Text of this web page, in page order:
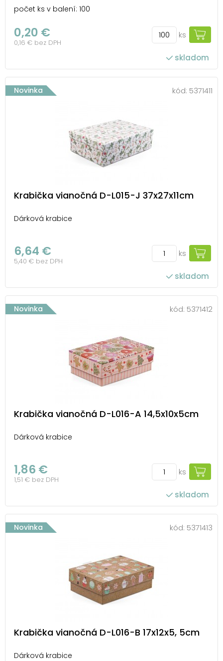
počet ks v balení: 100
0,20 €
0,16 € bez DPH
ks
skladom
Novinka kód: 5371411
Krabička vianočná D-L015-J 37x27x11cm
Dárková krabice
6,64 €
5,40 € bez DPH
ks
skladom
Novinka kód: 5371412
Krabička vianočná D-L016-A 14,5x10x5cm
Dárková krabice
1,86 €
1,51 € bez DPH
ks
skladom
Novinka kód: 5371413
Krabička vianočná D-L016-B 17x12x5, 5cm
Dárková krabice